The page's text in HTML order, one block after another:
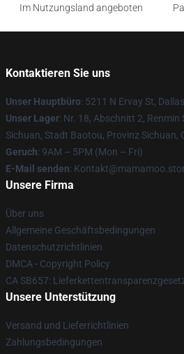
Im Nutzungsland angeboten
Kontaktieren Sie uns
Unser Hauptbüro: 5211 N Ervay St,
Unser Lager: Nr. 18, Abschnitt 2, Renmin
Sichuan, Stadt Baotou, Provinz Sichuan,
Geruch: 9AM – 5PM (Mon – Fri)
E-Mail senden:
Unsere Firma
Über uns
Allgemeine Geschäftsbedingungen
Datenschutzrichtlinien
DMCA - Copyright Policy
CA SB657:
Unsere Unterstützung
Versand und Lieferrichtlinien
Zahlungsbedingungen